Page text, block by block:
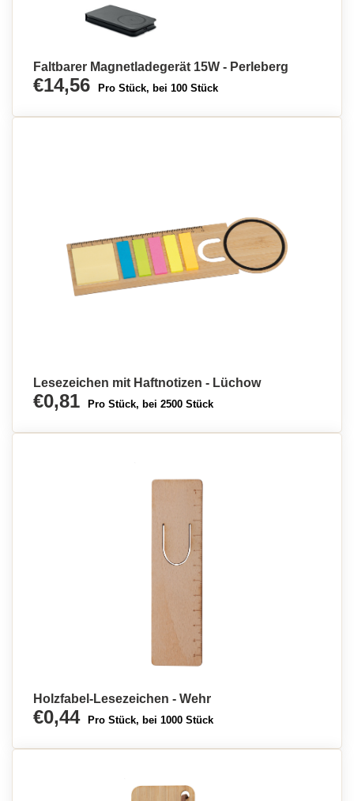
Faltbarer Magnetladegerät 15W - Perleberg
€14,56 Pro Stück, bei 100 Stück
Lesezeichen mit Haftnotizen - Lüchow
€0,81 Pro Stück, bei 2500 Stück
Holzfabel-Lesezeichen - Wehr
€0,44 Pro Stück, bei 1000 Stück